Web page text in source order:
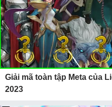
Giải mã toàn tập Meta của
2023